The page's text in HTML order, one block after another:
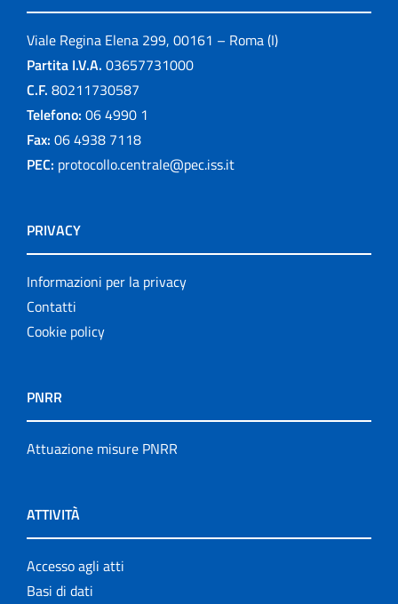
Viale Regina Elena 299, 00161 – Roma (I)
Partita I.V.A. 03657731000
C.F. 80211730587
Telefono: 06 4990 1
Fax: 06 4938 7118
PEC: protocollo.centrale@pec.iss.it
PRIVACY
Informazioni per la privacy
Contatti
Cookie policy
PNRR
Attuazione misure PNRR
ATTIVITÀ
Accesso agli atti
Basi di dati